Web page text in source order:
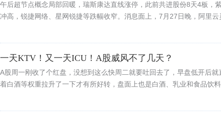
午后超节点概念局部回暖，瑞斯康达直线涨停，此前共进股份8天4板，
冲高，锐捷网络、星网锐捷等跌幅收窄。消息面上，7月27日晚，阿里
一天KTV！又一天ICU！A股威风不了几天？
A股周一刚收了个红盘，没想到这么快周二就要吐回去了，早盘低开后
着白酒等权重拉升了一下才有所好转，盘面上也是白酒、乳业和食品饮